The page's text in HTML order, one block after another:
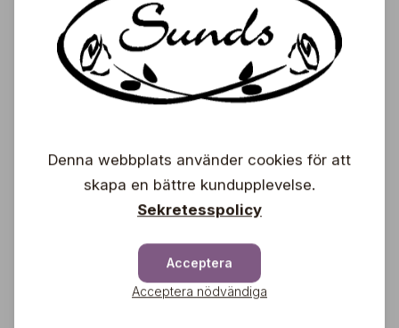
Clematis vitalba-ryh gr. 'Paul
Farges'
€
Klängros
Rosa (Helenae-Grp.).
'Lykkefund'
Denna webbplats använder cookies för att
skapa en bättre kundupplevelse.
Sekretesspolicy
Acceptera
Acceptera nödvändiga